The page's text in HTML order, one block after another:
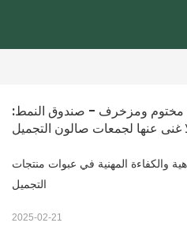
مختوم ومزخرف - صندوق النمط:
غنى عنها لجمعات صالون التجميل
والكفاءة المهنية في عبوات منتجات
التجميل
2025-02-21